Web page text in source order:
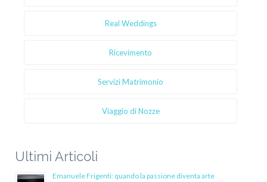
Real Weddings
Ricevimento
Servizi Matrimonio
Viaggio di Nozze
Ultimi Articoli
Emanuele Frigenti: quando la passione diventa arte